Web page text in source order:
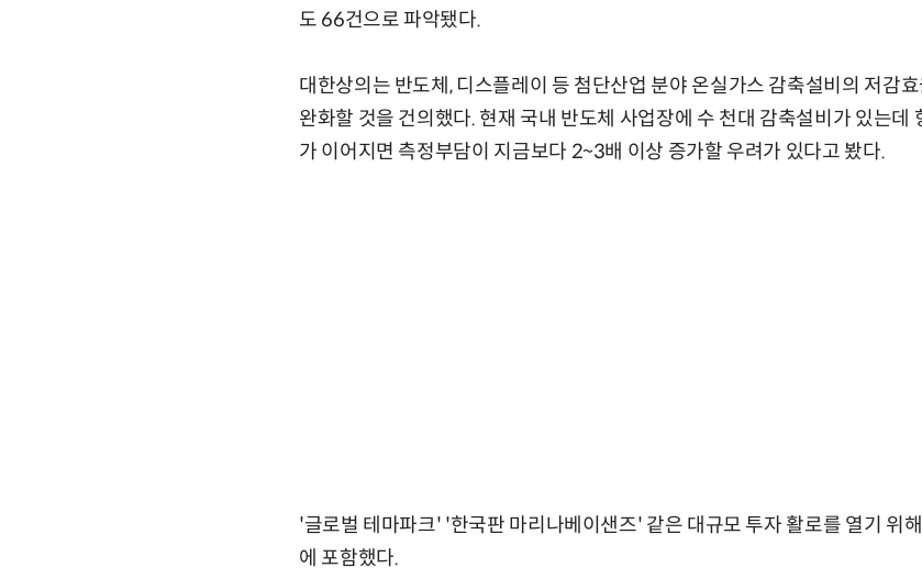
도 66건으로 파악됐다.
대한상의는 반도체, 디스플레이 등 첨단산업 분야 온실가스 감축설비의 저감
완화할 것을 건의했다. 현재 국내 반도체 사업장에 수 천대 감축설비가 있는데
가 이어지면 측정부담이 지금보다 2~3배 이상 증가할 우려가 있다고 봤다.
'글로벌 테마파크' '한국판 마리나베이샌즈' 같은 대규모 투자 활로를 열기 위
에 포함했다.